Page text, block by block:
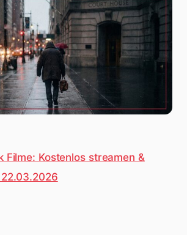
Filme: Kostenlos streamen &